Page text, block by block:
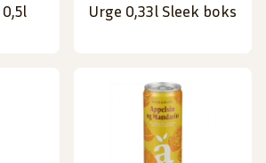
Urge 0,33l Sleek boks